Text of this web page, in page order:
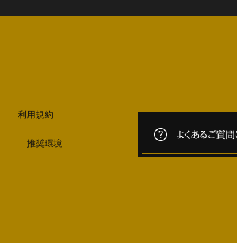
利用規約
推奨環境
よくあるご質問